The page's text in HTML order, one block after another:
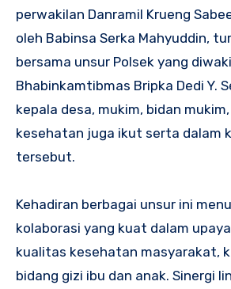
perwakilan Danramil Krueng
oleh Babinsa Serka Mahyuddin,
bersama unsur Polsek yang
Bhabinkamtibmas Bripka Dedi Y.
kepala desa, mukim, bidan
kesehatan juga ikut serta dalam
tersebut.
Kehadiran berbagai unsur ini
kolaborasi yang kuat dalam
kualitas kesehatan masyarakat,
bidang gizi ibu dan anak. Sinergi